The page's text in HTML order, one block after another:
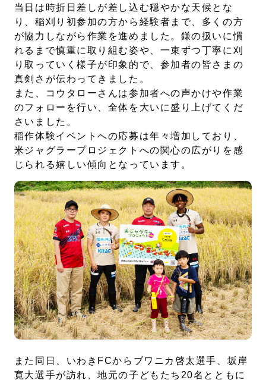
当日は時折日差しが差し込む穏やかな天候とな
り、稲刈り初参加の方から経験者まで、多くの方
が協力しながら作業を進めました。鎌の扱いに慣
れるまで慎重に取り組む姿や、一束ずつ丁寧に刈
り取っていく様子が印象的で、参加者の皆さまの
真剣さが伝わってきました。
また、コウタローさんは参加者への声かけや作業
のフォローを行い、全体を大いに盛り上げてくだ
さいました。
稲作体験イベントへの応募は年々増加しており、
米ジャグラープロジェクトへの関心の広がりを感
じられる嬉しい傾向となっています。
また同日、いわきFCからブワニカ啓太選手、坂岸
寛大選手が訪れ、地元の子どもたち20名とともに